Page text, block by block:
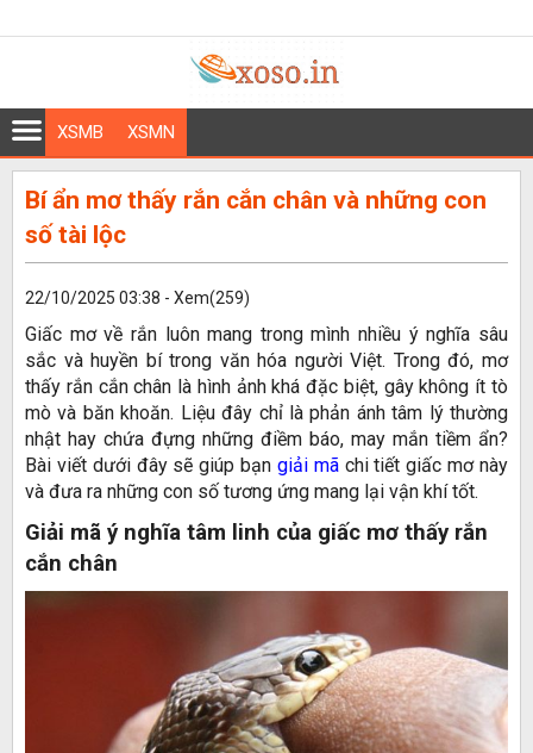
XSMB XSMN
Bí ẩn mơ thấy rắn cắn chân và những con
số tài lộc
22/10/2025 03:38 - Xem(259)
Giấc mơ về rắn luôn mang trong mình nhiều ý nghĩa sâu
sắc và huyền bí trong văn hóa người Việt. Trong đó, mơ
thấy rắn cắn chân là hình ảnh khá đặc biệt, gây không ít tò
mò và băn khoăn. Liệu đây chỉ là phản ánh tâm lý thường
nhật hay chứa đựng những điềm báo, may mắn tiềm ẩn?
Bài viết dưới đây sẽ giúp bạn giải mãchi tiết giấc mơ này
và đưa ra những con số tương ứng mang lại vận khí tốt.
Giải mã ý nghĩa tâm linh của giấc mơ thấy rắn
cắn chân